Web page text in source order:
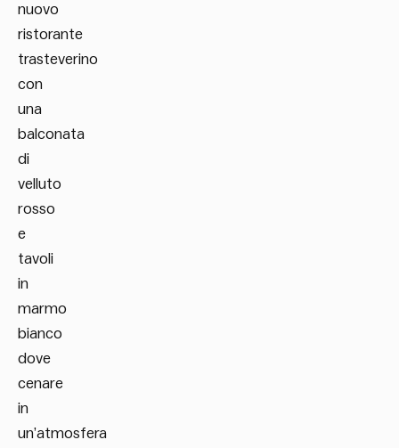
nuovo
ristorante
trasteverino
con
una
balconata
di
velluto
rosso
e
tavoli
in
marmo
bianco
dove
cenare
in
un’atmosfera